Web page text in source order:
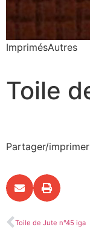
ImprimésAutres
Toile
Partager/
Toile de Jute n°45 iga